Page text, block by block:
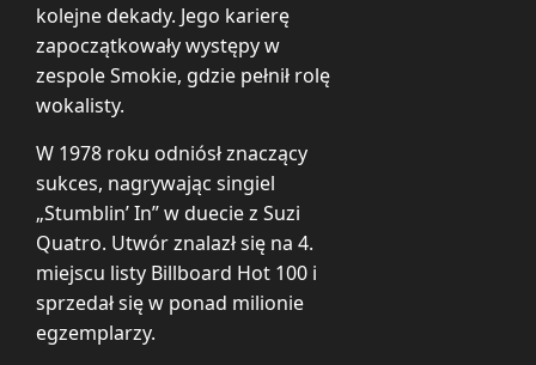
kolejne dekady. Jego karierę
zapoczątkowały występy w
zespole Smokie, gdzie pełnił rolę
wokalisty.
W 1978 roku odniósł znaczący
sukces, nagrywając singiel
„Stumblin’ In” w duecie z Suzi
Quatro. Utwór znalazł się na 4.
miejscu listy Billboard Hot 100 i
sprzedał się w ponad milionie
egzemplarzy.